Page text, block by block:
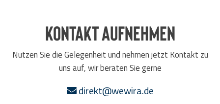
Kontakt aufnehmen
Nutzen Sie die Gelegenheit und nehmen jetzt Kontakt zu
uns auf, wir beraten Sie gerne
direkt@wewira.de